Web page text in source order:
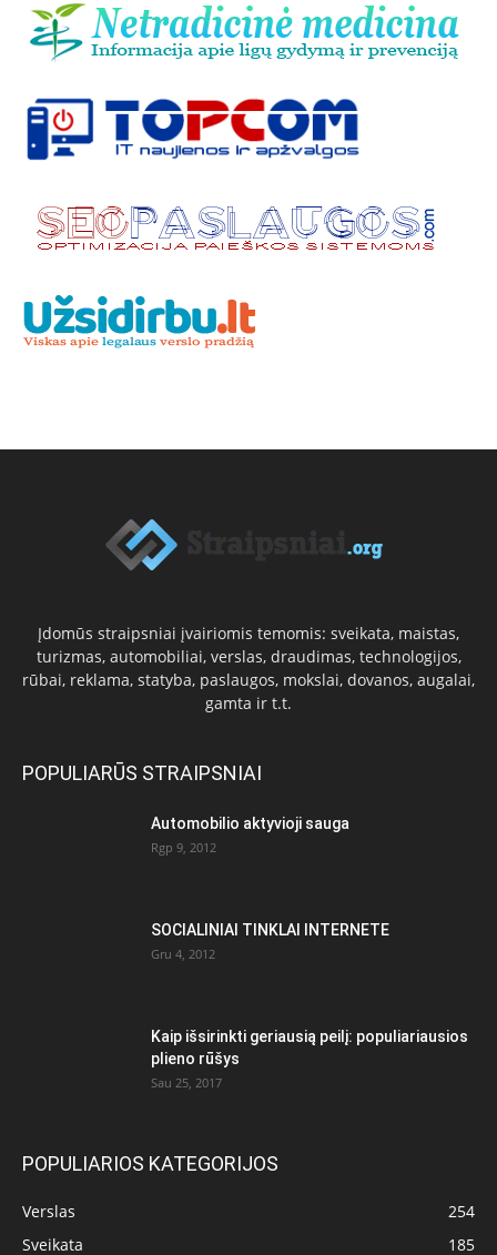
Įdomūs straipsniai įvairiomis temomis: sveikata, maistas,
turizmas, automobiliai, verslas, draudimas, technologijos,
rūbai, reklama, statyba, paslaugos, mokslai, dovanos, augalai,
gamta ir t.t.
POPULIARŪS STRAIPSNIAI
Automobilio aktyvioji sauga
Rgp 9, 2012
SOCIALINIAI TINKLAI INTERNETE
Gru 4, 2012
Kaip išsirinkti geriausią peilį: populiariausios
plieno rūšys
Sau 25, 2017
POPULIARIOS KATEGORIJOS
Verslas
254
Sveikata
185